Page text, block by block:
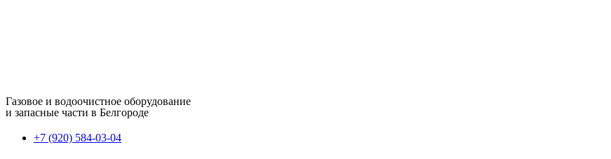
Газовое и водоочистное оборудование
и запасные части в Белгороде
+7 (920) 584-03-04